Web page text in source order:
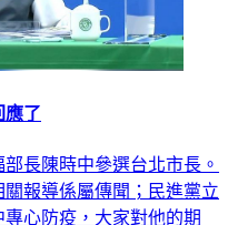
應了
長陳時中參選台北市長。
報導係屬傳聞；民進黨立
心防疫，大家對他的期